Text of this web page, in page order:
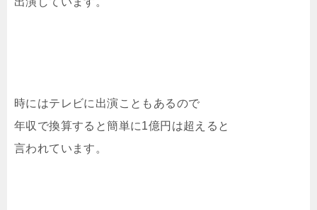
時にはテレビに出演こともあるので
年収で換算すると簡単に1億円は超えると
言われています。